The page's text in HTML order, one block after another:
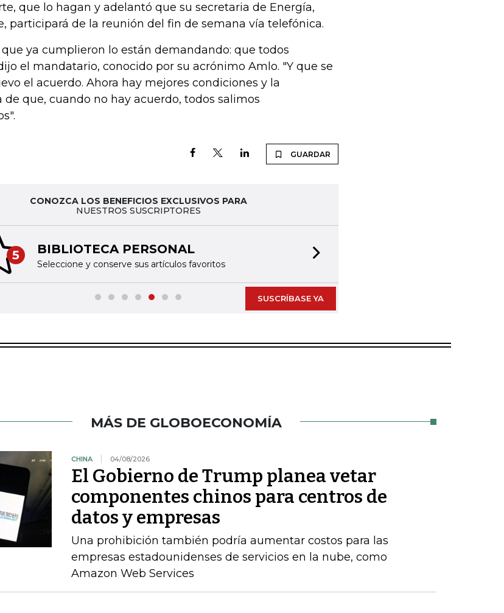
que lo hagan y adelantó que su secretaria de Energía,
participará de la reunión del fin de semana vía telefónica.
que ya cumplieron lo están demandando: que todos
el mandatario, conocido por su acrónimo Amlo. "Y que se
el acuerdo. Ahora hay mejores condiciones y la
de que, cuando no hay acuerdo, todos salimos
GUARDAR
CONOZCA LOS BENEFICIOS EXCLUSIVOS PARA
NUESTROS SUSCRIPTORES
5 BIBLIOTECA PERSONAL
Seleccione y conserve sus artículos favoritos
SUSCRÍBASE YA
MÁS DE GLOBOECONOMÍA
CHINA 04/08/2026
El Gobierno de Trump planea vetar
componentes chinos para centros de
datos y empresas
Una prohibición también podría aumentar costos para las
empresas estadounidenses de servicios en la nube, como
Amazon Web Services